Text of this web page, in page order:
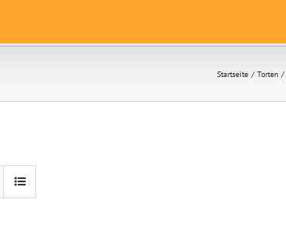
Startseite Torten